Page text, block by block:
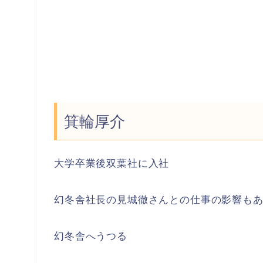
箕輪厚介
大学卒業後双葉社に入社
幻冬舎社長の見城徹さんとの仕事の影響も
幻冬舎へうつる